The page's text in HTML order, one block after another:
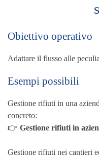
Obiettivo operativo
Adattare il flusso alle
Esempi possibili
Gestione rifiuti in una
concreto:
👉 Gestione rifiuti in
Gestione rifiuti nei cantieri